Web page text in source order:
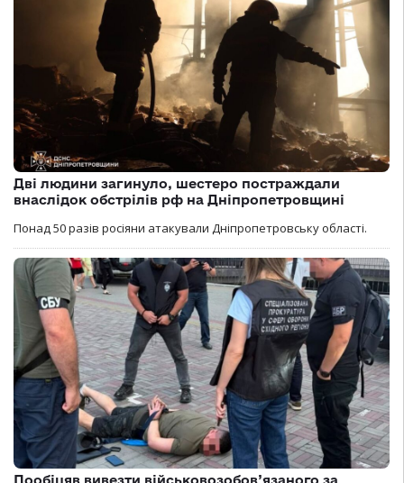
Дві людини загинуло, шестеро постраждали
внаслідок обстрілів рф на Дніпропетровщині
Понад 50 разів росіяни атакували Дніпропетровську області.